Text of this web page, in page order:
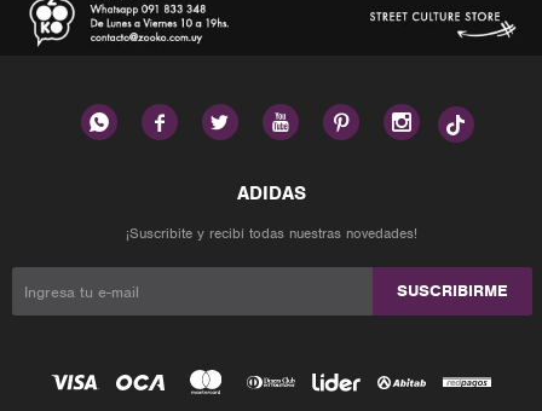
     
¡Suscribite y recibí todas nuestras novedades!
SUSCRIBIRME